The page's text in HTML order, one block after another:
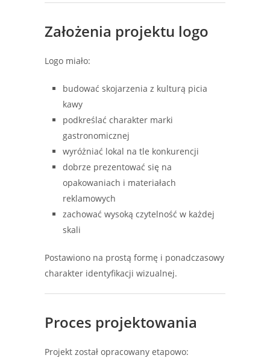
Założenia projektu logo
Logo miało:
budować skojarzenia z kulturą picia
kawy
podkreślać charakter marki
gastronomicznej
wyróżniać lokal na tle konkurencji
dobrze prezentować się na
opakowaniach i materiałach
reklamowych
zachować wysoką czytelność w każdej
skali
Postawiono na prostą formę i ponadczasowy
charakter identyfikacji wizualnej.
Proces projektowania
Projekt został opracowany etapowo: